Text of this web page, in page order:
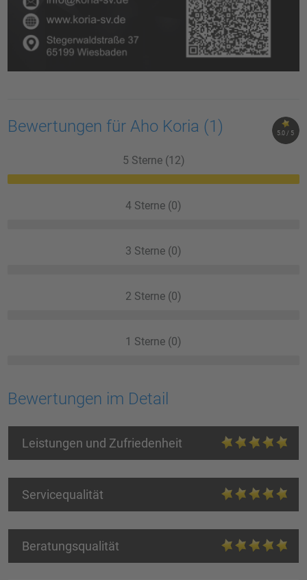
5.0 / 5
Bewertungen für Aho Koria (1)
5 Sterne (12)
4 Sterne (0)
3 Sterne (0)
2 Sterne (0)
1 Sterne (0)
Bewertungen im Detail
Leistungen und Zufriedenheit
Servicequalität
Beratungsqualität